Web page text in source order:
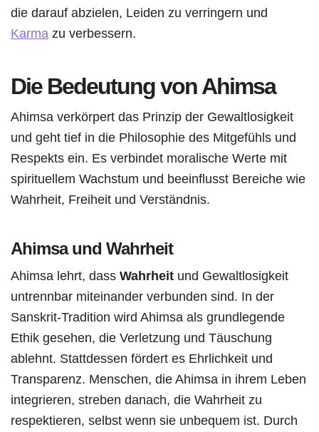
die darauf abzielen, Leiden zu verringern und
Karma zu verbessern.
Die Bedeutung von Ahimsa
Ahimsa verkörpert das Prinzip der Gewaltlosigkeit
und geht tief in die Philosophie des Mitgefühls und
Respekts ein. Es verbindet moralische Werte mit
spirituellem Wachstum und beeinflusst Bereiche wie
Wahrheit, Freiheit und Verständnis.
Ahimsa und Wahrheit
Ahimsa lehrt, dass Wahrheit und Gewaltlosigkeit
untrennbar miteinander verbunden sind. In der
Sanskrit-Tradition wird Ahimsa als grundlegende
Ethik gesehen, die Verletzung und Täuschung
ablehnt. Stattdessen fördert es Ehrlichkeit und
Transparenz. Menschen, die Ahimsa in ihrem Leben
integrieren, streben danach, die Wahrheit zu
respektieren, selbst wenn sie unbequem ist. Durch